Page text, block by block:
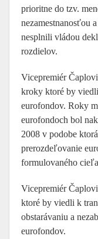
prioritne do tzv.
nezamestnanosťou
nesplnili vládou
rozdielov.
Vicepremiér
kroky ktoré by
eurofondov. Roky
eurofondoch bol
2008 v podobe
prerozdeľovanie
formulovaného
Vicepremiér
ktoré by viedli k
obstarávaniu a
eurofondov.